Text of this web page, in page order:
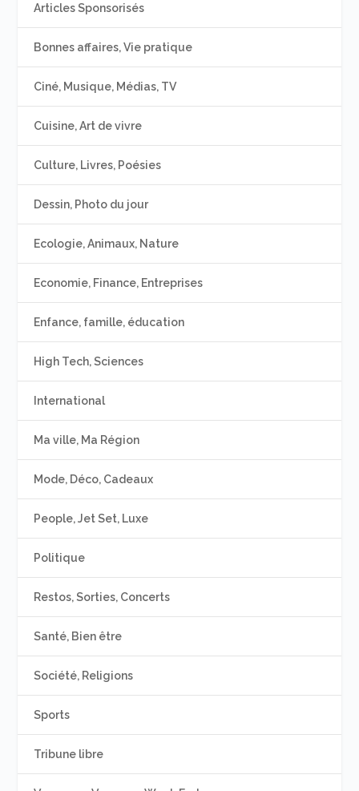
Articles Sponsorisés
Bonnes affaires, Vie pratique
Ciné, Musique, Médias, TV
Cuisine, Art de vivre
Culture, Livres, Poésies
Dessin, Photo du jour
Ecologie, Animaux, Nature
Economie, Finance, Entreprises
Enfance, famille, éducation
High Tech, Sciences
International
Ma ville, Ma Région
Mode, Déco, Cadeaux
People, Jet Set, Luxe
Politique
Restos, Sorties, Concerts
Santé, Bien être
Société, Religions
Sports
Tribune libre